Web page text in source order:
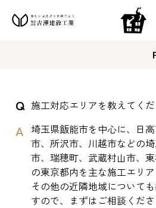
施工対応エリアを教えてくだ
埼玉県飯能市を中心に、日
市、所沢市、川越市などの
市、瑞穂町、武蔵村山市、
の東京都内を主な施工エリア
その他の近隣地域について
すので、まずはご相談くださ